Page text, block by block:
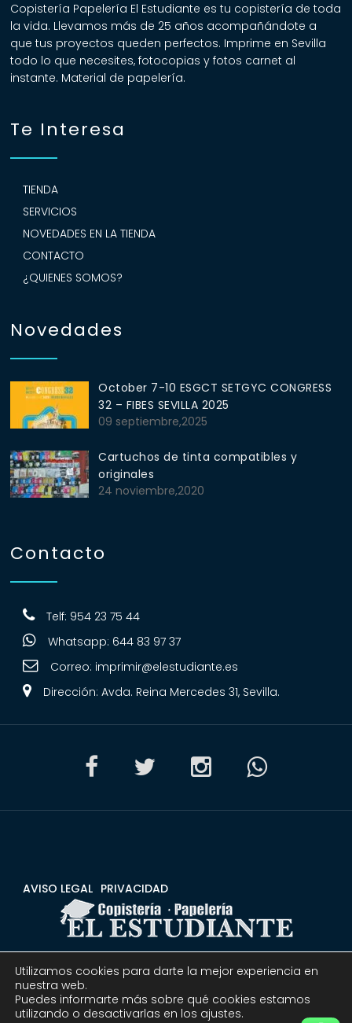
Copistería Papelería El Estudiante es tu copistería de toda
la vida. Llevamos más de 25 años acompañándote a
que tus proyectos queden perfectos. Imprime en Sevilla
todo lo que necesites, fotocopias y fotos carnet al
instante. Material de papelería.
Te Interesa
TIENDA
SERVICIOS
NOVEDADES EN LA TIENDA
CONTACTO
¿QUIENES SOMOS?
Novedades
October 7-10 ESGCT SETGYC CONGRESS
32 – FIBES SEVILLA 2025
09 septiembre,2025
Cartuchos de tinta compatibles y
originales
24 noviembre,2020
Contacto
Telf: 954 23 75 44
Whatsapp: 644 83 97 37
Correo: imprimir@elestudiante.es
Dirección: Avda. Reina Mercedes 31, Sevilla.
AVISO LEGAL PRIVACIDAD
CONDICIONES DEVOLUCIONES Y REEMBOLSOS
Utilizamos cookies para darte la mejor experiencia en
nuestra web.
Puedes informarte más sobre qué cookies estamos
utilizando o desactivarlas en los ajustes.